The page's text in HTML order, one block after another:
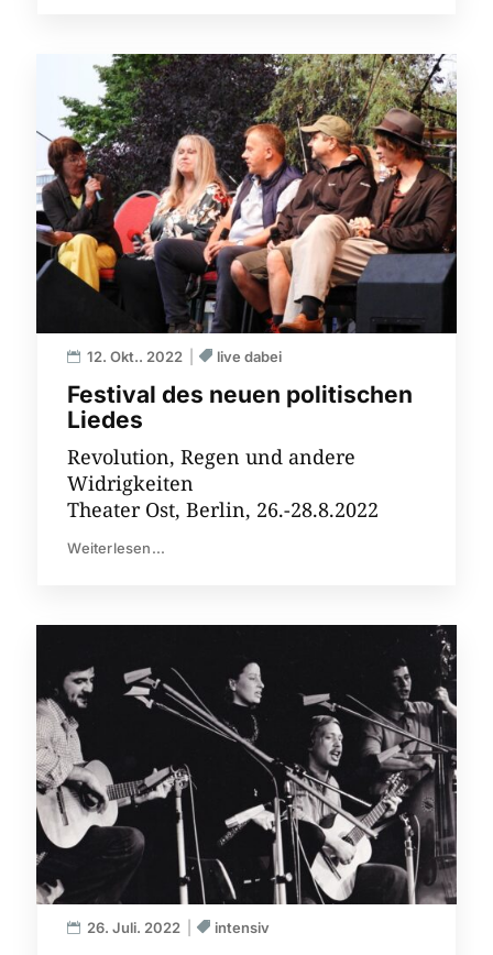
Festival des neuen politischen
Liedes
12. Okt.. 2022 live dabei
Revolution, Regen und andere
Widrigkeiten
Theater Ost, Berlin, 26.-28.8.2022
Weiterlesen...
26. Juli. 2022 intensiv